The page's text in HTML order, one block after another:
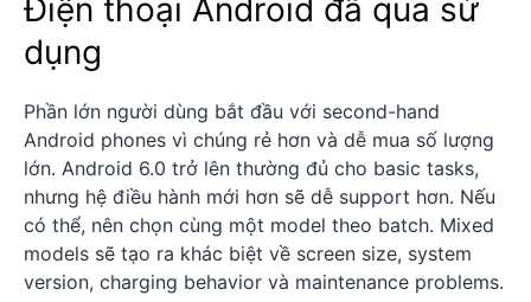
Điện thoại Android đã qua sử
dụng
Phần lớn người dùng bắt đầu với second-hand
Android phones vì chúng rẻ hơn và dễ mua số lượng
lớn. Android 6.0 trở lên thường đủ cho basic tasks,
nhưng hệ điều hành mới hơn sẽ dễ support hơn. Nếu
có thể, nên chọn cùng một model theo batch. Mixed
models sẽ tạo ra khác biệt về screen size, system
version, charging behavior và maintenance problems.